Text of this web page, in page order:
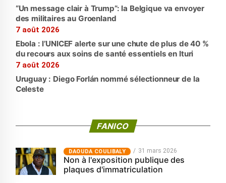
“Un message clair à Trump”: la Belgique va envoyer
des militaires au Groenland
7 août 2026
Ebola : l’UNICEF alerte sur une chute de plus de 40 %
du recours aux soins de santé essentiels en Ituri
7 août 2026
Uruguay : Diego Forlán nommé sélectionneur de la
Celeste
FANICO
‎DAOUDA COULIBALY 31 mars 2026
Non à l'exposition publique des
plaques d'immatriculation